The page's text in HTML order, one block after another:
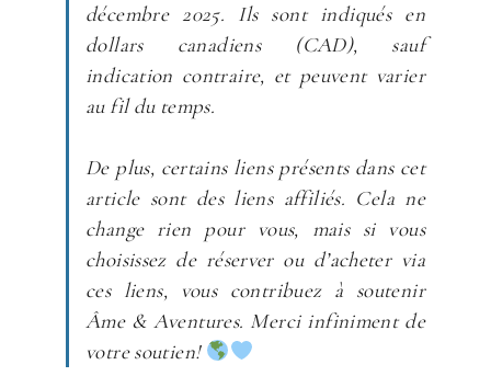
décembre 2025. Ils sont indiqués en
dollars canadiens (CAD), sauf
indication contraire, et peuvent varier
au fil du temps.
De plus, certains liens présents dans cet
article sont des liens affiliés. Cela ne
change rien pour vous, mais si vous
choisissez de réserver ou d’acheter via
ces liens, vous contribuez à soutenir
Âme & Aventures. Merci infiniment de
votre soutien!